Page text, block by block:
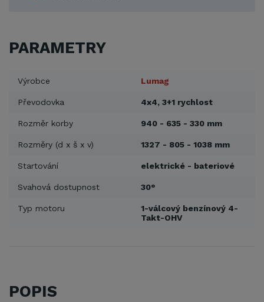
PARAMETRY
Výrobce Lumag
Převodovka 4x4, 3+1 rychlost
Rozměr korby 940 - 635 - 330 mm
Rozměry (d x š x v) 1327 - 805 - 1038 mm
Startování elektrické - bateriové
Svahová dostupnost 30°
Typ motoru
1-válcový benzínový 4-
Takt-OHV
POPIS